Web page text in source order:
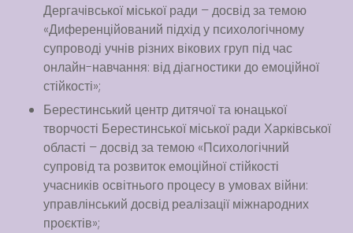
Дергачівської міської ради – досвід за темою
«Диференційований підхід у психологічному
супроводі учнів різних вікових груп під час
онлайн-навчання: від діагностики до емоційної
стійкості»;
Берестинський центр дитячої та юнацької
творчості Берестинської міської ради Харківської
області – досвід за темою «Психологічний
супровід та розвиток емоційної стійкості
учасників освітнього процесу в умовах війни:
управлінський досвід реалізації міжнародних
проєктів»;